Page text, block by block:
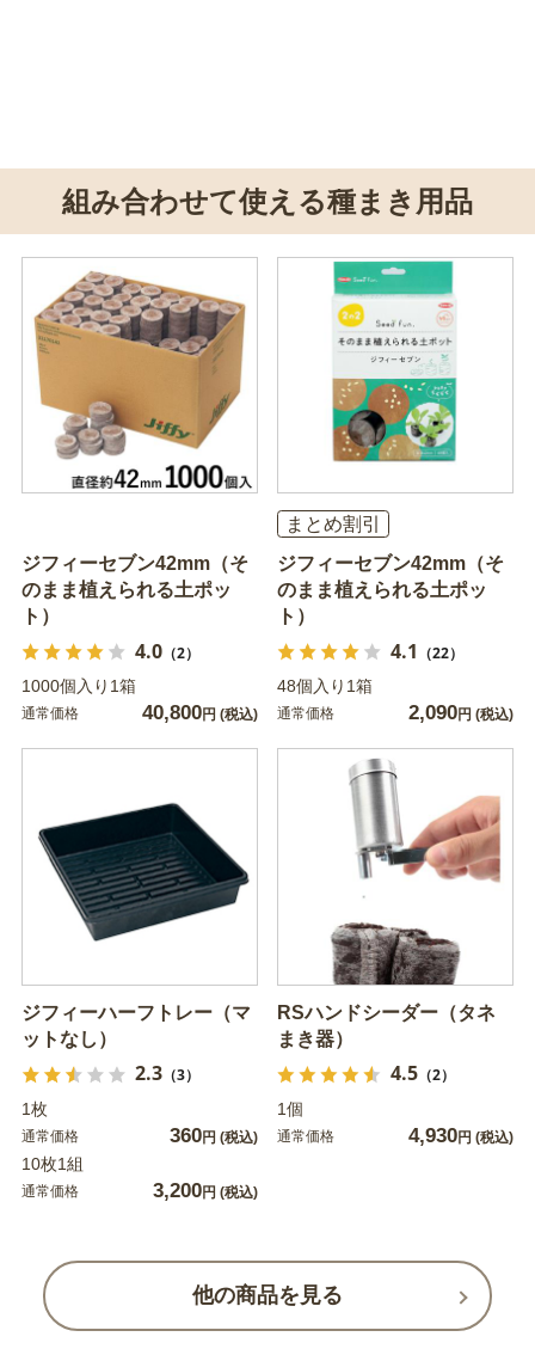
組み合わせて使える種まき用品
ジフィーセブン42mm（そ
のまま植えられる土ポッ
ト）
4.0（2）
1000個入り1箱
通常価格 40,800円 (税込)
まとめ割引
ジフィーセブン42mm（そ
のまま植えられる土ポッ
ト）
4.1 （22）
48個入り1箱
通常価格 2,090円 (税込)
ジフィーハーフトレー（マ
ットなし）
2.3（3）
1枚
通常価格 360円 (税込)
10枚1組
通常価格 3,200円 (税込)
RSハンドシーダー（タネ
まき器）
4.5（2）
1個
通常価格 4,930円 (税込)
他の商品を見る